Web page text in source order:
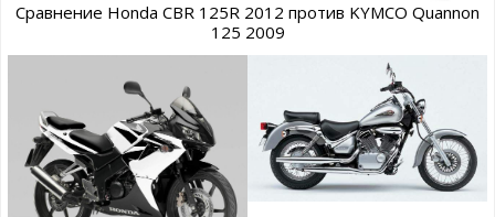
Сравнение Honda CBR 125R 2012 против KYMCO Quannon
125 2009